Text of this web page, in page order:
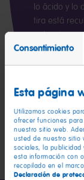
Consentimiento
Esta página
Utilizamos cookies
ofrecer funciones
nuestro sitio web.
usted de nuestro sitio
sociales, la publicidad
esta información con
recopilado en el
Declaración de
lo ácido y lo
tira está
potencia su
proporciona
unas